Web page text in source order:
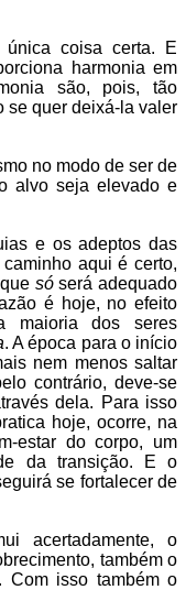
coisa certa. E
harmonia em
são, pois, tão
se quer deixá-la valer
no modo de ser de
alvo seja elevado e
e os adeptos das
aqui é certo,
sóserá adequado
é hoje, no efeito
maioria dos seres
. A época para o início
nem menos saltar
contrário, deve-se
dela. Para isso
hoje, ocorre, na
estar do corpo, um
da transição. E o
se fortalecer de
acertadamente, o
também o
Com isso também o